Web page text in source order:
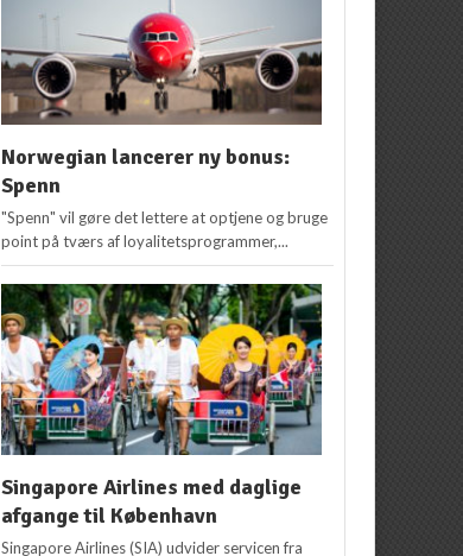
Norwegian lancerer ny bonus:
Spenn
"Spenn" vil gøre det lettere at optjene og bruge
point på tværs af loyalitetsprogrammer,...
Singapore Airlines med daglige
afgange til København
Singapore Airlines (SIA) udvider servicen fra